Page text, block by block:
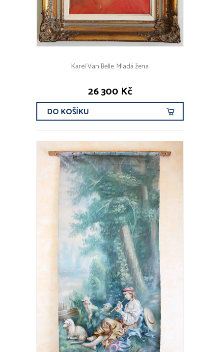
Karel Van Belle. Mladá žena
26 300 Kč
DO KOŠÍKU